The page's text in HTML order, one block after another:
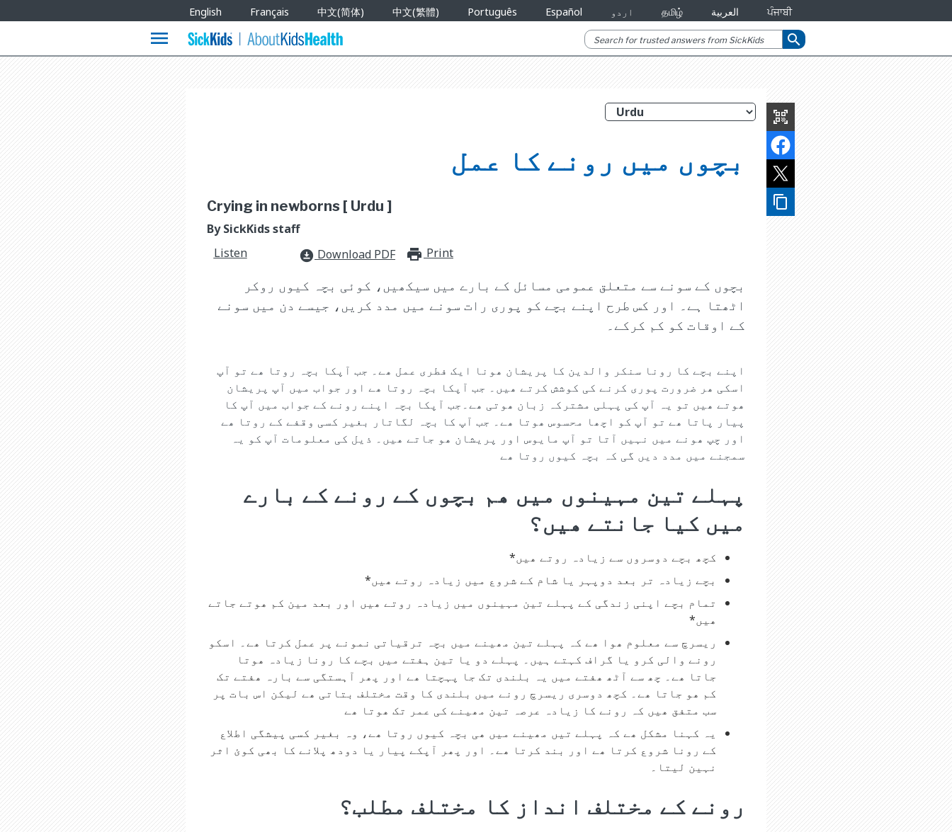
Languages
English Français 中文(简体) 中文(繁體) Português Español اردو தமிழ் العربية ਪੰਜਾਬੀ
menu search
qr_code_scanner
content_copy
بچوں میں رونے کا عمل
Crying in newborns [ Urdu ]
By SickKids staff
Listen
download_for_offline Download PDF print_for_offline
Print
بچوں کے سونے سے متعلق عمومی مسائل کے بارے میں سیکھیں، کوئی بچہ کیوں روکر
اٹھتا ہے۔ اور کس طرح اپنے بچے کو پوری رات سونے میں مدد کریں، جیسے دن میں سونے
کے اوقات کو کم کرکے۔
اپنے بچے کا رونا سنکر والدین کا پریشان ھونا ایک فطری عمل ھے۔ جب آپکا بچہ روتا ھے تو آپ
اسکی ھر ضرورت پوری کرنے کی کوشش کرتے ھیں۔ جب آپکا بچہ روتا ھے اور جواب میں آپ پریشان
ھوتے ھیں تو یہ آپ کی پہلی مشترکہ زبان ھوتی ھے۔جب آپکا بچہ اپنے رونے کے جواب میں آپ کا
پیار پاتا ھے تو آپ کو اچھا محسوس ھوتا ھے۔ جب آپ کا بچہ لگاتار بغیر کسی وقفے کے روتا ھے
اور چپ ھونے میں نہیں آتا تو آپ مایوس اور پریشان ھو جاتے ھیں۔ ذیل کی معلومات آپ کو یہ
سمجنے میں مدد دیں گی کہ بچہ کیوں روتا ھے
پہلے تین مہینوں میں ھم بچوں کے رونے کے بارے
میں کیا جانتے ھیں؟
کچھ بچے دوسروں سے زیادہ روتے ھیں*
بچے زیادہ تر بعد دوپہر یا شام کے شروع میں زیادہ روتے ھیں*
تمام بچے اپنی زندگی کے پہلے تین مہینوں میں زیادہ روتے ھیں اور بعد مین کم ھوتے جاتے
ھیں*
ریسرچ سے معلوم ھوا ھے کہ پہلے تین مھینے میں بچہ ترقیاتی نمونے پر عمل کرتا ھے۔ اسکو
رونے والی کرو یا گراف کہتے ہیں۔ پہلے دو یا تین ہفتے میں بچے کا رونا زیادہ ھوتا
جاتا ھے۔ چھ سے آٹھ ھفتے میں یہ بلندی تک جا پہچتا ھے اور پھر آہستگی سے بارہ ھفتے تک
کم ھو جاتا ھے۔ کچھ دوسری ریسرچ رونے میں بلندی کا وقت مختلف بتاتی ھے لیکن اس بات پر
سب متفق ھیں کہ رونے کا زیادہ عرصہ تین مھینے کی عمر تک ھوتا ھے
یہ کہنا مشکل ھے کہ پہلے تیں مھینے میں ھی بچہ کیوں روتا ھے، وہ بغیر کسی پیشگی اطلاع
کے رونا شروع کرتا ھے اور بند کرتا ھے۔ اور پھر آپکے پیار یا دودھ پلانے کا بھی کوئ اثر
نہین لیتا۔
رونے کے مختلف انداز کا مختلف مطلب؟